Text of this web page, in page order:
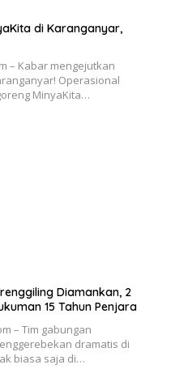
di Karanganyar,
– Kabar mengejutkan
Operasional
MinyaKita…
Diamankan, 2
15 Tahun Penjara
– Tim gabungan
dramatis di
biasa saja di…